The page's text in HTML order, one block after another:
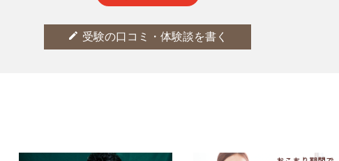
edit 受験の口コミ・体験談を書く